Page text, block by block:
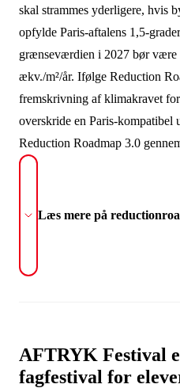
skal strammes yderligere, hvis
opfylde Paris-aftalens 1,5-
grænseværdien i 2027 bør være
ækv./m²/år. Ifølge Reduction
fremskrivning af klimakravet
overskride en Paris-kompatibel
Reduction Roadmap 3.0
Læs mere på
AFTRYK Festival
fagfestival for